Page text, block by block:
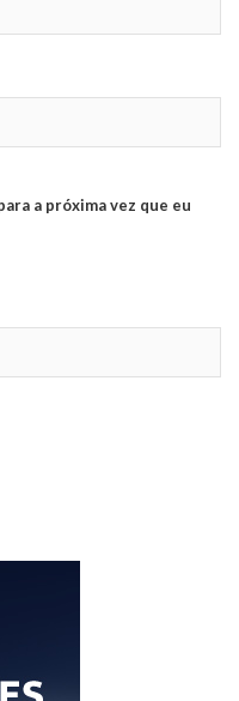
a próxima vez que eu